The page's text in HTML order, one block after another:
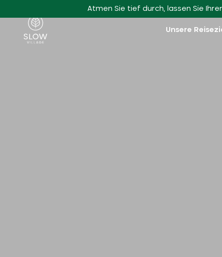
Zum Hauptinhalt gehenAtmen Sie tief durch, lassen Sie
Slow Village
Unsere